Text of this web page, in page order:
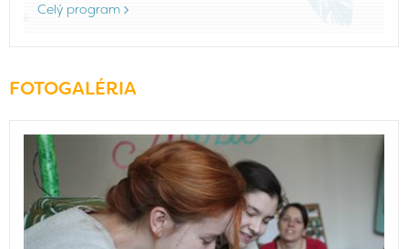
Celý program
FOTOGALÉRIA